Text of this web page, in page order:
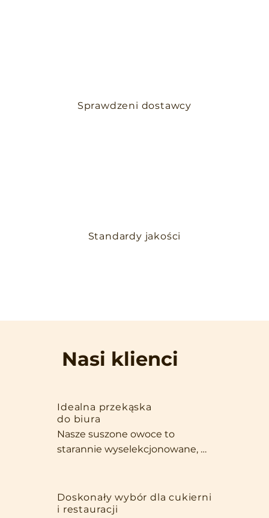
Sprawdzeni dostawcy
Standardy jakości
Nasi klienci
Idealna przekąska
do biura
Nasze suszone owoce to
starannie wyselekcjonowane,
jak i jakością. Dzięki swojej
wielkości i intensywnemu
Doskonały wybór dla cukierni
i restauracji